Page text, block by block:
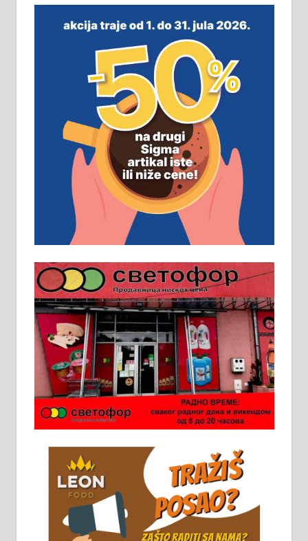
незавршена кућа површине 160
м2 са плацем од 8 ари у Зеленом
виру у Алексинцу. Могућа
замена. 064/21-63-584
ПОСЛОВНИ ОГЛАСИ
Рудник и флотација Рудник
д.о.о. Рудник запошљава 20
помоћника рудара. Услови:
Основна школа, пожељно радно
искуство на истим и сличним
пословима, али не и неопходан
услов. Обезбеђен смештај,
превоз, исхрана. 032/57-41-122 –
локал 22
Пружам услуге завршних радова
у грађевини, хидроизолације и
молерских радова. 061/25-28-058
Ало таксију потребан возач са Б
категоријом. 064/02-85-511
Потребна два радника за рад на
стоваришту „Липа промет” у
Алексинцу. За више
информација доћи лично на
стовариште у улици Максима
Горког 26 сваког радног дана од
8 до 15 часова. 063/465-045
Чистим све врсте димњака.